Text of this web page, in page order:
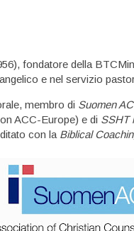
fondatore della
e nel servizio
membro di Suomen
ACC-Europe) e di SSHT
con la Biblical